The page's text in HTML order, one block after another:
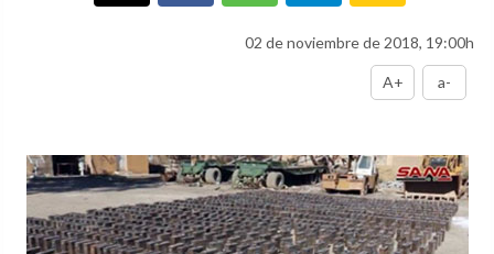
02 de noviembre de 2018, 19:00h
A+ a-